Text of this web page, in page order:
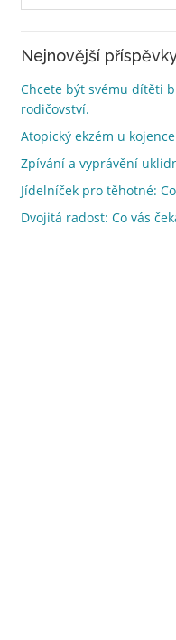
Nejnovější
Chcete být svému dítěti
rodičovství.
Atopický ekzém u kojence
Zpívání a vyprávění
Jídelníček pro těhotné:
Dvojitá radost: Co vás